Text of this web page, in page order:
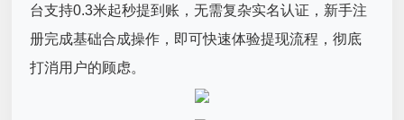
台支持0.3米起秒提到账，无需复杂实名认证，新手注
册完成基础合成操作，即可快速体验提现流程，彻底
打消用户的顾虑。